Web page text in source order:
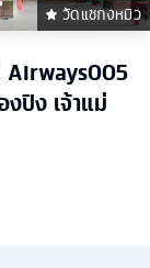
วัดแชกงหมิว
Airways005
ปิง เจ้าแม่